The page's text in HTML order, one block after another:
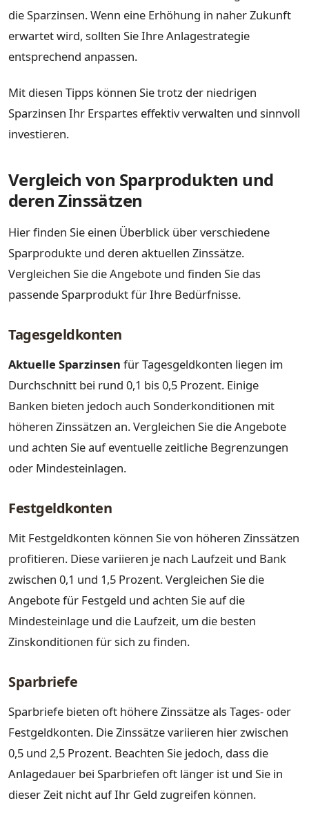
die Sparzinsen. Wenn eine Erhöhung in naher Zukunft
erwartet wird, sollten Sie Ihre Anlagestrategie
entsprechend anpassen.
Mit diesen Tipps können Sie trotz der niedrigen
Sparzinsen Ihr Erspartes effektiv verwalten und sinnvoll
investieren.
Vergleich von Sparprodukten und
deren Zinssätzen
Hier finden Sie einen Überblick über verschiedene
Sparprodukte und deren aktuellen Zinssätze.
Vergleichen Sie die Angebote und finden Sie das
passende Sparprodukt für Ihre Bedürfnisse.
Tagesgeldkonten
Aktuelle Sparzinsen für Tagesgeldkonten liegen im
Durchschnitt bei rund 0,1 bis 0,5 Prozent. Einige
Banken bieten jedoch auch Sonderkonditionen mit
höheren Zinssätzen an. Vergleichen Sie die Angebote
und achten Sie auf eventuelle zeitliche Begrenzungen
oder Mindesteinlagen.
Festgeldkonten
Mit Festgeldkonten können Sie von höheren Zinssätzen
profitieren. Diese variieren je nach Laufzeit und Bank
zwischen 0,1 und 1,5 Prozent. Vergleichen Sie die
Angebote für Festgeld und achten Sie auf die
Mindesteinlage und die Laufzeit, um die besten
Zinskonditionen für sich zu finden.
Sparbriefe
Sparbriefe bieten oft höhere Zinssätze als Tages- oder
Festgeldkonten. Die Zinssätze variieren hier zwischen
0,5 und 2,5 Prozent. Beachten Sie jedoch, dass die
Anlagedauer bei Sparbriefen oft länger ist und Sie in
dieser Zeit nicht auf Ihr Geld zugreifen können.